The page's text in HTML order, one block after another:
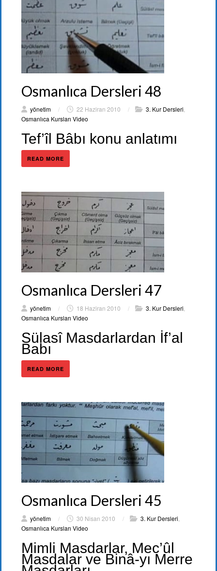
Osmanlıca Dersleri 48
yönetim / 22 Haziran 2010 / 3. Kur Dersleri
Osmanlıca Kursları Video
Tef’îl Bâbı konu anlatımı
READ MORE
Osmanlıca Dersleri 47
yönetim / 18 Haziran 2010 / 3. Kur Dersleri
Osmanlıca Kursları Video
Sülasî Masdarlardan İf’al
Babı
READ MORE
Osmanlıca Dersleri 45
yönetim / 30 Nisan 2010 / 3. Kur Dersleri
Osmanlıca Kursları Video
Mimli Masdarlar, Mec’ûl
Masdalar ve Binâ-yı Merre